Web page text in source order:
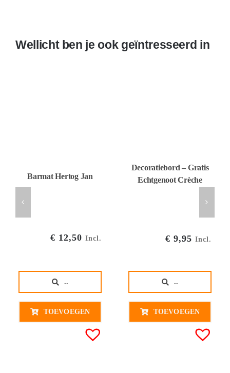
Wellicht ben je ook geïntresseerd in
Barmat Hertog Jan
€ 12,50 Incl.
..
TOEVOEGEN
Decoratiebord – Gratis
Echtgenoot Crèche
€ 9,95 Incl.
..
TOEVOEGEN